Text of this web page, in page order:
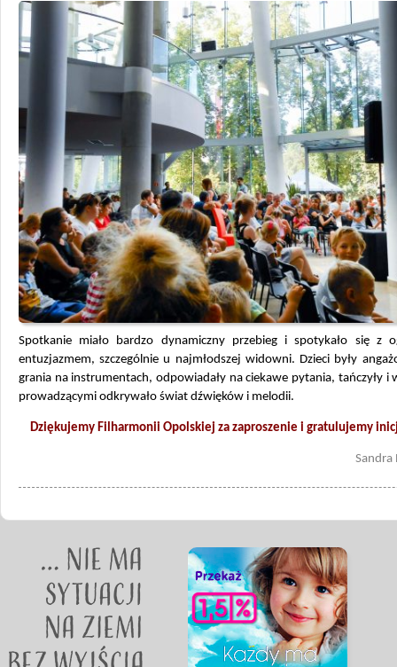
Spotkanie miało bardzo dynamiczny przebieg i spotykało się z
entuzjazmem, szczególnie u najmłodszej widowni. Dzieci były
grania na instrumentach, odpowiadały na ciekawe pytania, tańczyły i
prowadzącymi odkrywało świat dźwięków i melodii.
Dziękujemy Filharmonii Opolskiej za zaproszenie i gratulujemy
Sandra